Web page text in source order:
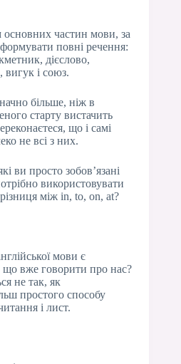
основних частин мови, за
повні речення:
дієслово,
і союз.
більше, ніж в
старту вистачить
що і самі
не всі з них.
ви просто зобов’язані
використовувати
між in, to, on, at?
мови є
вже говорити про нас?
не так, як
простого способу
і лист.